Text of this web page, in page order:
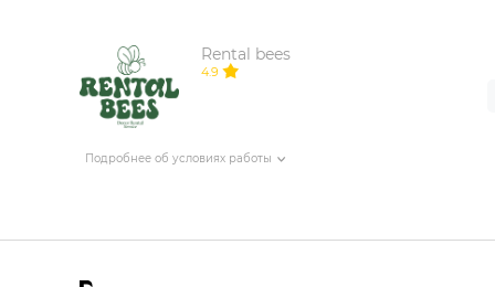
Rental bees
4.9
Подробнее об условиях работы